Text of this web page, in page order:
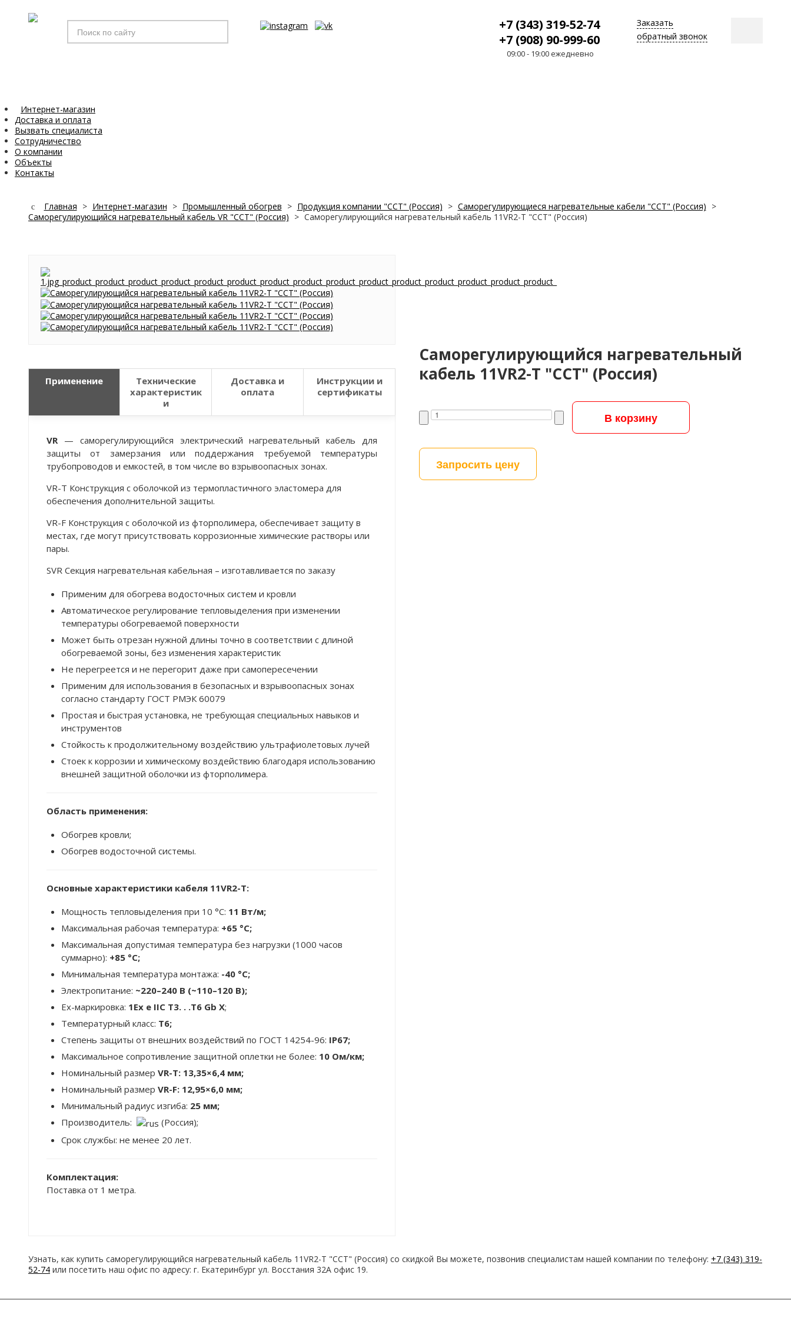
Заказать
обратный звонок
+7 (343) 319-52-74
+7 (908) 90-999-60
09:00 - 19:00 ежедневно
Интернет-магазин
Доставка и оплата
Вызвать специалиста
Сотрудничество
О компании
Объекты
Контакты
Главная > Интернет-магазин > Промышленный обогрев > Продукция компании "ССТ" (Россия) > Саморегулирующиеся нагревательные кабели "ССТ" (Россия) >
Саморегулирующийся нагревательный кабель VR "ССТ" (Россия) > Саморегулирующийся нагревательный кабель 11VR2-T "ССТ" (Россия)
Саморегулирующийся нагревательный
кабель 11VR2-T "ССТ" (Россия)
Запросить цену
Применение
Технические
характеристик
и
Доставка и
оплата
Инструкции и
сертификаты
VR— саморегулирующийся электрический нагревательный кабель для
защиты от замерзания или поддержания требуемой температуры
трубопроводов и емкостей, в том числе во взрывоопасных зонах.
VR-T Конструкция с оболочкой из термопластичного эластомера для
обеспечения дополнительной защиты.
VR-F Конструкция с оболочкой из фторполимера, обеспечивает защиту в
местах, где могут присутствовать коррозионные химические растворы или
пары.
SVR Секция нагревательная кабельная – изготавливается по заказу
Применим для обогрева водосточных систем и кровли
Автоматическое регулирование тепловыделения при изменении
температуры обогреваемой поверхности
Может быть отрезан нужной длины точно в соответствии с длиной
обогреваемой зоны, без изменения характеристик
Не перегреется и не перегорит даже при самопересечении
Применим для использования в безопасных и взрывоопасных зонах
согласно стандарту ГОСТ РМЭК 60079
Простая и быстрая установка, не требующая специальных навыков и
инструментов
Стойкость к продолжительному воздействию ультрафиолетовых лучей
Стоек к коррозии и химическому воздействию благодаря использованию
внешней защитной оболочки из фторполимера.
Область применения:
Обогрев кровли;
Обогрев водосточной системы.
Основные характеристики кабеля 11VR2-T:
Мощность тепловыделения при 10 °C: 11 Вт/м;
Максимальная рабочая температура: +65 °C;
Максимальная допустимая температура без нагрузки (1000 часов
суммарно): +85 °C;
Минимальная температура монтажа: -40 °С;
Электропитание: ~220–240 В (~110–120 В);
Ех-маркировка: 1Ех е IIС Т3. . .Т6 Gb X;
Температурный класс: Т6;
Степень защиты от внешних воздействий по ГОСТ 14254-96: IP67;
Максимальное сопротивление защитной оплетки не более: 10 Oм/км;
Номинальный размер VR-T: 13,35×6,4 мм;
Номинальный размер VR-F: 12,95×6,0 мм;
Минимальный радиус изгиба: 25 мм;
Производитель:
(Россия);
Срок службы: не менее 20 лет.
Комплектация:
Поставка от 1 метра.
Узнать, как купить cаморегулирующийся нагревательный кабель 11VR2-T "ССТ" (Россия) со скидкой Вы можете, позвонив специалистам нашей компании по телефону: +7 (343) 319-
52-74 или посетить наш офис по адресу: г. Екатеринбург ул. Восстания 32А офис 19.